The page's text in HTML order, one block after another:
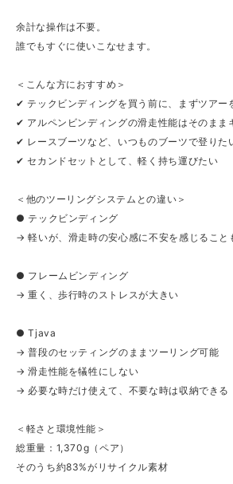
余計な操作は不要。
誰でもすぐに使いこなせます。
＜こんな方におすすめ＞
✔ テックビンディングを買う前に、まずツアー
✔ アルペンビンディングの滑走性能はそのまま
✔ レースブーツなど、いつものブーツで登りた
✔ セカンドセットとして、軽く持ち運びたい
＜他のツーリングシステムとの違い＞
● テックビンディング
→ 軽いが、滑走時の安心感に不安を感じること
● フレームビンディング
→ 重く、歩行時のストレスが大きい
● Tjava
→ 普段のセッティングのままツーリング可能
→ 滑走性能を犠牲にしない
→ 必要な時だけ使えて、不要な時は収納できる
＜軽さと環境性能＞
総重量：1,370g（ペア）
そのうち約83%がリサイクル素材